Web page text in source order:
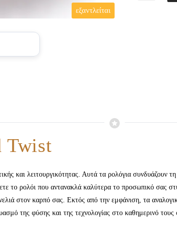
εξαντλείται
Twist
και λειτουργικότητας. Αυτά τα ρολόγια
το ρολόι που αντανακλά καλύτερα το προσωπικό σας
στον καρπό σας. Εκτός από την εμφάνιση, τα
της φύσης και της τεχνολογίας στο καθημερινό τους